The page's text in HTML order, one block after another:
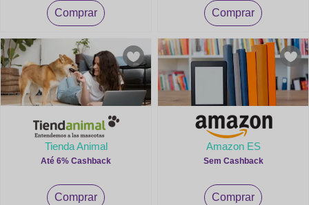
Comprar Comprar
Tienda Animal
Até 6% Cashback
Comprar
Amazon ES
Sem Cashback
Comprar